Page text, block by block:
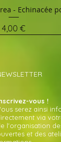
- Echinacée
Preis
4,00 €
vous !
serez ainsi
via
l'organisation
et des